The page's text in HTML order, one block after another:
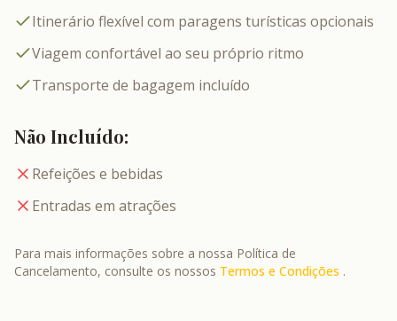
Itinerário flexível com paragens turísticas opcionais
Viagem confortável ao seu próprio ritmo
Transporte de bagagem incluído
Não Incluído:
Refeições e bebidas
Entradas em atrações
Para mais informações sobre a nossa Política de
Cancelamento, consulte os nossos Termos e Condições .